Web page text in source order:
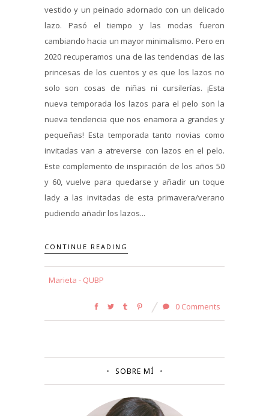
vestido y un peinado adornado con un delicado
lazo. Pasó el tiempo y las modas fueron
cambiando hacia un mayor minimalismo. Pero en
2020 recuperamos una de las tendencias de las
princesas de los cuentos y es que los lazos no
solo son cosas de niñas ni cursilerías. ¡Esta
nueva temporada los lazos para el pelo son la
nueva tendencia que nos enamora a grandes y
pequeñas! Esta temporada tanto novias como
invitadas van a atreverse con lazos en el pelo.
Este complemento de inspiración de los años 50
y 60, vuelve para quedarse y añadir un toque
lady a las invitadas de esta primavera/verano
pudiendo añadir los lazos...
CONTINUE READING
Marieta - QUBP
0 Comments
SOBRE MÍ